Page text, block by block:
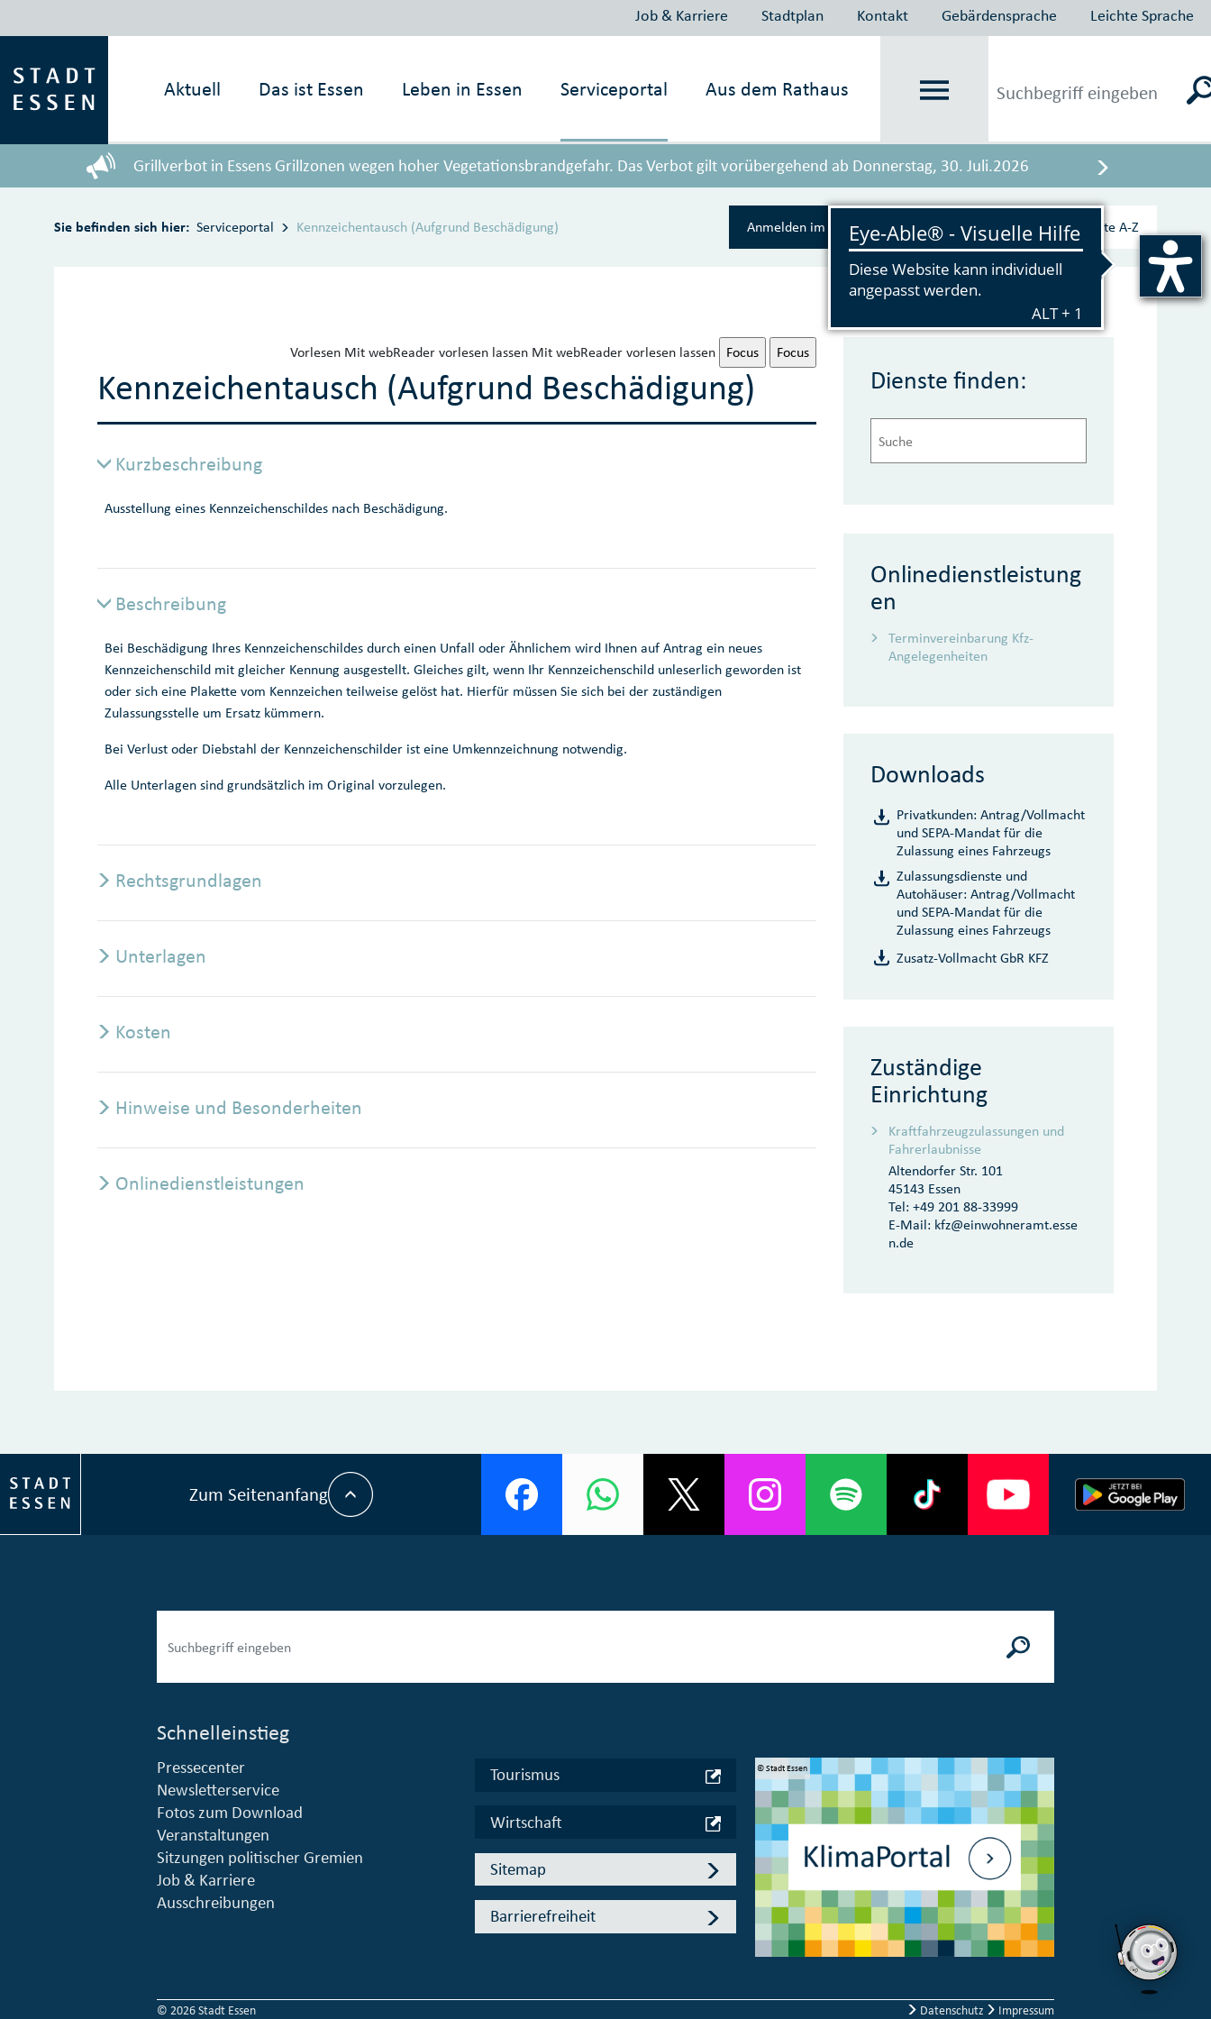
Job & Karriere Stadtplan Kontakt Gebärdensprache Leichte Sprache
Aktuell Das ist Essen Leben in Essen Serviceportal Aus dem Rathaus
Grillverbot in Essens Grillzonen wegen hoher Vegetationsbrandgefahr. Das Verbot gilt vorübergehend ab Donnerstag, 30. Juli.2026
Sie befinden sich hier: Serviceportal Kennzeichentausch (Aufgrund Beschädigung) Anmelden im Serviceportal Hilfe ? Dienste A‑Z
Vorlesen Mit webReader vorlesen lassen Mit webReader vorlesen lassen Focus Focus
Kennzeichentausch (Aufgrund Beschädigung)
Kurzbeschreibung
Ausstellung eines Kennzeichenschildes nach Beschädigung.
Beschreibung
Bei Beschädigung Ihres Kennzeichenschildes durch einen Unfall oder Ähnlichem wird Ihnen auf Antrag ein neues
Kennzeichenschild mit gleicher Kennung ausgestellt. Gleiches gilt, wenn Ihr Kennzeichenschild unleserlich geworden ist
oder sich eine Plakette vom Kennzeichen teilweise gelöst hat. Hierfür müssen Sie sich bei der zuständigen
Zulassungsstelle um Ersatz kümmern.
Bei Verlust oder Diebstahl der Kennzeichenschilder ist eine Umkennzeichnung notwendig.
Alle Unterlagen sind grundsätzlich im Original vorzulegen.
Rechtsgrundlagen
Unterlagen
Kosten
Hinweise und Besonderheiten
Onlinedienstleistungen
Dienste finden:
Onlinedienstleistung
en
Terminvereinbarung Kfz-
Angelegenheiten
Downloads
Privatkunden: Antrag/Vollmacht
und SEPA-Mandat für die
Zulassung eines Fahrzeugs
Zulassungsdienste und
Autohäuser: Antrag/Vollmacht
und SEPA-Mandat für die
Zulassung eines Fahrzeugs
Zusatz-Vollmacht GbR KFZ
Zuständige
Einrichtung
Kraftfahrzeugzulassungen und
Fahrerlaubnisse
Altendorfer Str. 101
45143 Essen
Tel: +49 201 88-33999
E-Mail: kfz@einwohneramt.esse
n.de
Zum Seitenanfang
Schnelleinstieg
Pressecenter
Newsletterservice
Fotos zum Download
Veranstaltungen
Sitzungen politischer Gremien
Job & Karriere
Ausschreibungen
Tourismus
Wirtschaft
Sitemap
Barrierefreiheit
© Stadt Essen, Presse- und Kommunikationsamt © Manifesta 16 Ruhr gGmbH © Stadt Essen
© 2026 Stadt Essen Datenschutz Impressum